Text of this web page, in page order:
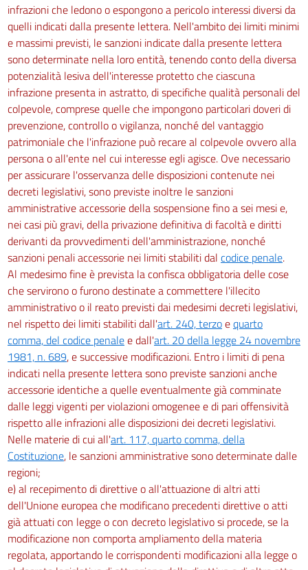
infrazioni che ledono o espongono a pericolo interessi diversi da
quelli indicati dalla presente lettera. Nell'ambito dei limiti minimi
e massimi previsti, le sanzioni indicate dalla presente lettera
sono determinate nella loro entità, tenendo conto della diversa
potenzialità lesiva dell'interesse protetto che ciascuna
infrazione presenta in astratto, di specifiche qualità personali del
colpevole, comprese quelle che impongono particolari doveri di
prevenzione, controllo o vigilanza, nonché del vantaggio
patrimoniale che l'infrazione può recare al colpevole ovvero alla
persona o all'ente nel cui interesse egli agisce. Ove necessario
per assicurare l'osservanza delle disposizioni contenute nei
decreti legislativi, sono previste inoltre le sanzioni
amministrative accessorie della sospensione fino a sei mesi e,
nei casi più gravi, della privazione definitiva di facoltà e diritti
derivanti da provvedimenti dell'amministrazione, nonché
sanzioni penali accessorie nei limiti stabiliti dal codice penale.
Al medesimo fine è prevista la confisca obbligatoria delle cose
che servirono o furono destinate a commettere l'illecito
amministrativo o il reato previsti dai medesimi decreti legislativi,
nel rispetto dei limiti stabiliti dall'art. 240, terzoequarto
comma, del codice penalee dall'art. 20 della legge 24 novembre
1981, n. 689, e successive modificazioni. Entro i limiti di pena
indicati nella presente lettera sono previste sanzioni anche
accessorie identiche a quelle eventualmente già comminate
dalle leggi vigenti per violazioni omogenee e di pari offensività
rispetto alle infrazioni alle disposizioni dei decreti legislativi.
Nelle materie di cui all'art. 117, quarto comma, della
Costituzione, le sanzioni amministrative sono determinate dalle
regioni;
e) al recepimento di direttive o all'attuazione di altri atti
dell'Unione europea che modificano precedenti direttive o atti
già attuati con legge o con decreto legislativo si procede, se la
modificazione non comporta ampliamento della materia
regolata, apportando le corrispondenti modificazioni alla legge o